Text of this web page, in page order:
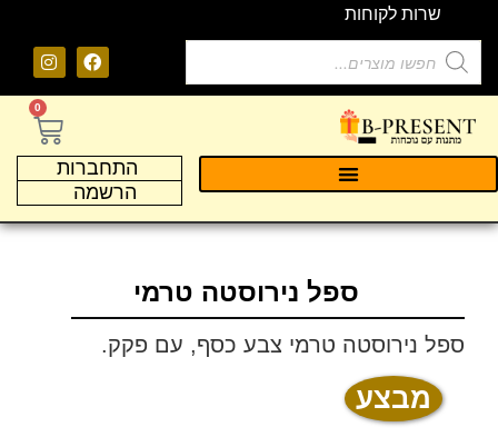
שרות לקוחות
התחברות
הרשמה
0
ספל נירוסטה טרמי
ספל נירוסטה טרמי צבע כסף, עם פקק.
מבצע